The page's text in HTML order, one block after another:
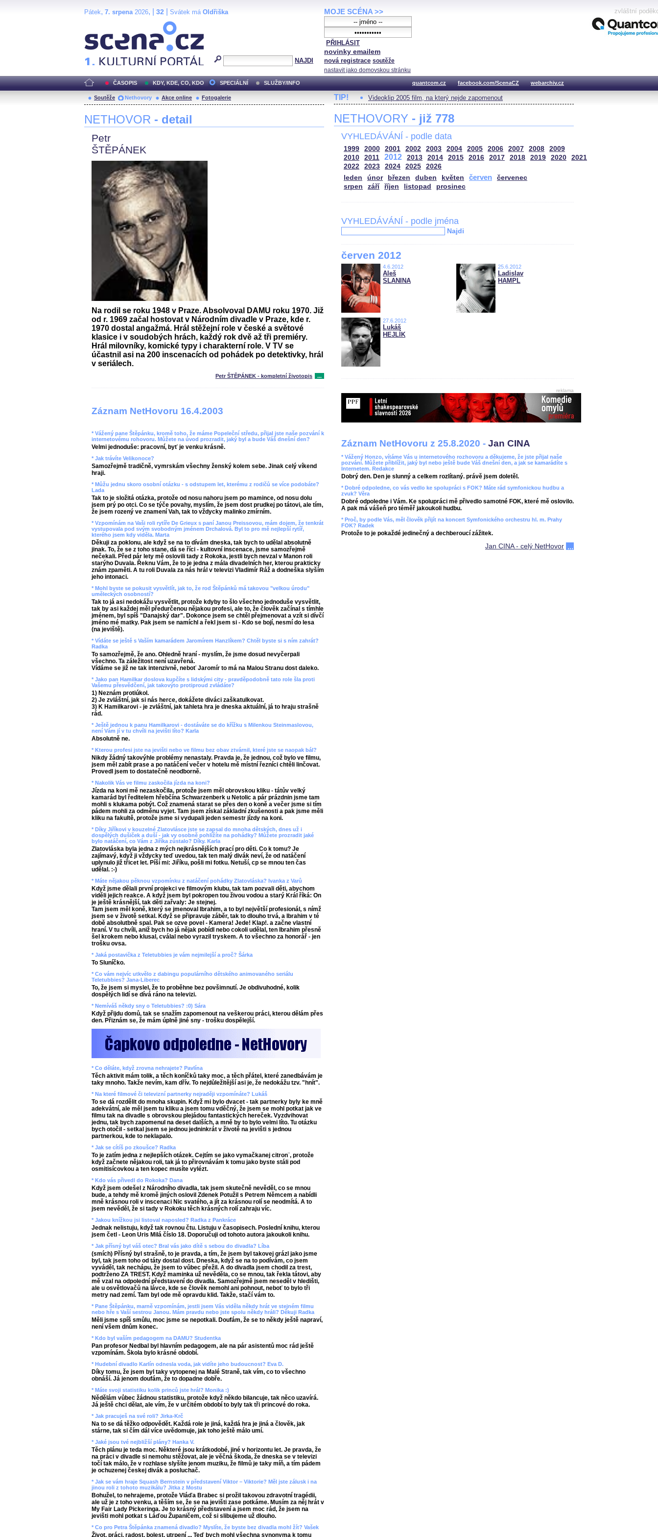
Pátek, 7. srpena2026, | 32 Svátek má Oldřiška
NAJDI
MOJE SCÉNA >>
PŘIHLÁSIT
novinky emailem
nová registrace soutěže
nastavit jako domovskou stránku
zvláštní
ČASOPIS KDY, KDE, CO, KDO SPECIÁLNÍ SLUŽBY/INFO quantcom.cz facebook.com/ScenaCZ webarchiv.cz
Soutěže Nethovory Akce online Fotogalerie
NETHOVOR - detail
Petr
ŠTĚPÁNEK
Na rodil se roku 1948 v Praze. Absolvoval DAMU roku 1970. Již
od r. 1969 začal hostovat v Národním divadle v Praze, kde r.
1970 dostal angažmá. Hrál stěžejní role v české a světové
klasice i v soudobých hrách, každý rok dvě až tři premiéry.
Hrál milovníky, komické typy i charakterní role. V TV se
účastnil asi na 200 inscenacích od pohádek po detektivky, hrál
v seriálech.
Petr ŠTĚPÁNEK - kompletní životopis ...
Záznam NetHovoru 16.4.2003
* Vážený pane Štěpánku, kromě toho, že máme Popeleční středu, přijal jste naše pozvání k
internetovému rohovoru. Můžete na úvod prozradit, jaký byl a bude Váš dnešní den?
Velmi jednoduše: pracovní, byť je venku krásně.
* Jak trávíte Velikonoce?
Samozřejmě tradičně, vymrskám všechny ženský kolem sebe. Jinak celý víkend
hraji.
* Můžu jednu skoro osobní otázku - s odstupem let, kterému z rodičů se více podobáte?
Lada
Tak to je složitá otázka, protože od nosu nahoru jsem po mamince, od nosu dolu
jsem prý po otci. Co se týče povahy, myslím, že jsem dost prudkej po tátovi, ale tím,
že jsem rozený ve znamení Vah, tak to vždycky malinko zmírním.
* Vzpomínám na Vaši roli rytíře De Grieux s paní Janou Preissovou, mám dojem, že tenkrát
vystupovala pod svým svobodným jménem Drchalová. Byl to pro mě nejlepší rytíř,
kterého jsem kdy viděla. Marta
Děkuji za poklonu, ale když se na to dívám dneska, tak bych to udělal absolutně
jinak. To, že se z toho stane, dá se říci - kultovní inscenace, jsme samozřejmě
nečekali. Před pár lety mě oslovili tady z Rokoka, jestli bych nevzal v Manon roli
starýho Duvala. Řeknu Vám, že to je jedna z mála divadelních her, kterou prakticky
znám zpaměti. A tu roli Duvala za nás hrál v televizi Vladimír Ráž a dodneška slyším
jeho intonaci.
* Mohl byste se pokusit vysvětlít, jak to, že rod Štěpánků má takovou "velkou úrodu"
uměleckých osobností?
Tak to já asi nedokážu vysvětlit, protože kdyby to šlo všechno jednoduše vysvětlit,
tak by asi každej měl předurčenou nějakou profesi, ale to, že člověk začínal s tímhle
jménem, byl spíš "Danajský dar". Dokonce jsem se chtěl přejmenovat a vzít si dívčí
jméno mé matky. Pak jsem se namíchl a řekl jsem si - Kdo se bojí, nesmí do lesa
(na jeviště).
* Vídáte se ještě s Vaším kamarádem Jaromírem Hanzlíkem? Chtěl byste si s ním zahrát?
Radka
To samozřejmě, že ano. Ohledně hraní - myslím, že jsme dosud nevyčerpali
všechno. Ta záležitost není uzavřená.
Vídáme se již ne tak intenzivně, neboť Jaromír to má na Malou Stranu dost daleko.
* Jako pan Hamilkar doslova kupčíte s lidskými city - pravděpodobně tato role šla proti
Vašemu přesvědčení, jak takovýto protiproud zvládáte?
1) Neznám protiúkol.
2) Je zvláštní, jak si nás herce, dokážete diváci zaškatulkovat.
3) K Hamilkarovi - je zvláštní, jak tahleta hra je dneska aktuální, já to hraju strašně
rád.
* Ještě jednou k panu Hamilkarovi - dostáváte se do křížku s Milenkou Steinmaslovou,
není Vám jí v tu chvíli na jevišti líto? Karla
Absolutně ne.
* Kterou profesi jste na jevišti nebo ve filmu bez obav ztvárnil, které jste se naopak bál?
Nikdy žádný takovýhle problémy nenastaly. Pravda je, že jednou, což bylo ve filmu,
jsem měl zabít prase a po natáčení večer v hotelu mě místní řezníci chtěli linčovat.
Provedl jsem to dostatečně neodborně.
* Nakolik Vás ve filmu zaskočila jízda na koni?
Jízda na koni mě nezaskočila, protože jsem měl obrovskou kliku - tátův velký
kamarád byl ředitelem hřebčína Schwarzenberk u Netolic a pár prázdnin jsme tam
mohli s klukama pobýt. Což znamená starat se přes den o koně a večer jsme si tím
pádem mohli za odměnu vyjet. Tam jsem získal základní zkušenosti a pak jsme měli
kliku na fakultě, protože jsme si vydupali jeden semestr jízdy na koni.
* Díky Jiříkovi v kouzelné Zlatovlásce jste se zapsal do mnoha dětských, dnes už i
dospělých dušiček a duší - jak vy osobně pohlížíte na pohádky? Můžete prozradit jaké
bylo natáčení, co Vám z Jiříka zůstalo? Díky. Karla
Zlatovláska byla jedna z mých nejkrásnějších prací pro děti. Co k tomu? Je
zajímavý, když ji vždycky teď uvedou, tak ten malý divák neví, že od natáčení
uplynulo již třicet let. Píší mi: Jiříku, pošli mi fotku. Netuší, cp se mnou ten čas
udělal. :-)
* Máte nějakou pěknou vzpomínku z natáčení pohádky Zlatovláska? Ivanka z Varů
Když jsme dělali první projekci ve filmovým klubu, tak tam pozvali děti, abychom
viděli jejich reakce. A když jsem byl pokropen tou živou vodou a starý Král říká: On
je ještě krásnější, tak děti zařvaly: Je stejnej.
Tam jsem měl koně, který se jmenoval Ibrahim, a to byl největší profesionál, s nímž
jsem se v životě setkal. Když se připravuje záběr, tak to dlouho trvá, a Ibrahim v té
době absolutbně spal. Pak se ozve povel - Kamera! Jede! Klap!. a začne vlastní
hraní. V tu chvíli, aniž bych ho já nějak pobídl nebo cokoli udělal, ten Ibrahim přesně
šel krokem nebo klusal, cválal nebo vyrazil tryskem. A to všechno za honorář - jen
trošku ovsa.
* Jaká postavička z Teletubbies je vám nejmilejší a proč? Šárka
To Sluníčko.
* Co vám nejvíc utkvělo z dabingu populárního dětského animovaného seriálu
Teletubbies? Jana-Liberec
To, že jsem si myslel, že to proběhne bez povšimnutí. Je obdivuhodné, kolik
dospělých lidí se dívá ráno na televizi.
* Nemíváš někdy sny o Teletubbies? :0) Sára
Když přijdu domů, tak se snažím zapomenout na veškerou práci, kterou dělám přes
den. Přiznám se, že mám úplně jiné sny - trošku dospělejší.
* Co děláte, když zrovna nehrajete? Pavlína
Těch aktivit mám tolik, a těch koníčků taky moc, a těch přátel, které zanedbávám je
taky mnoho. Takže nevím, kam dřív. To nejdůležitější asi je, že nedokážu tzv. "hnít".
* Na které filmové či televizní partnerky nejraději vzpomínáte? Lukáš
To se dá rozdělit do mnoha skupin. Když mi bylo dvacet - tak partnerky byly ke mně
adekvátní, ale měl jsem tu kliku a jsem tomu vděčný, že jsem se mohl potkat jak ve
filmu tak na divadle s obrovskou plejádou fantastických hereček. Vyzdvihovat
jednu, tak bych zapomenul na deset dalších, a mně by to bylo velmi líto. Tu otázku
bych otočil - setkal jsem se jednou jedninkrát v životě na jevišti s jednou
partnerkou, kde to neklapalo.
* Jak se cítíš po zkoušce? Radka
To je zatím jedna z nejlepších otázek. Cejtím se jako vymačkanej citron¨, protože
když začnete nějakou roli, tak já to přirovnávám k tomu jako byste stáli pod
osmitisícovkou a ten kopec musíte vylézt.
* Kdo vás přivedl do Rokoka? Dana
Když jsem odešel z Národního divadla, tak jsem skutečně nevěděl, co se mnou
bude, a tehdy mě kromě jiných oslovil Zdenek Potužil s Petrem Němcem a nabídli
mně krásnou roli v inscenaci Nic svatého, a jít za krásnou rolí se neodmítá. A to
jsem nevěděl, že si tady v Rokoku těch krásných rolí zahraju víc.
* Jakou knížkou jsi listoval naposled? Radka z Pankráce
Jednak nelistuju, když tak rovnou čtu. Listuju v časopisech. Poslední knihu, kterou
jsem četl - Leon Uris Milá číslo 18. Doporučuji od tohoto autora jakoukoli knihu.
* Jak přísný byl váš otec? Bral vás jako dítě s sebou do divadla? Líba
(smích) Přísný byl strašně, to je pravda, a tím, že jsem byl takovej grázl jako jsme
byl, tak jsem toho od táty dostal dost. Dneska, když se na to podívám, co jsem
vyváděl, tak nechápu, že jsem to vůbec přežil. A do divadla jsem chodil za trest,
podtrženo ZA TREST. Když maminka už nevěděla, co se mnou, tak řekla tátovi, aby
mě vzal na odpolední představení do divadla. Samozřejmě jsem neseděl v hledišti,
ale u osvětlovačů na lávce, kde se člověk nemohl ani pohnout, neboť to bylo tři
metry nad zemí. Tam byl ode mě opravdu klid. Takže, stačí vám to.
* Pane Štěpánku, marně vzpomínám, jestli jsem Vás viděla někdy hrát ve stejném filmu
nebo hře s Vaší sestrou Janou. Mám pravdu nebo jste spolu někdy hráli? Děkuji Radka
Měli jsme spíš smůlu, moc jsme se nepotkali. Doufám, že se to někdy ještě napraví,
není všem dnům konec.
* Kdo byl vaším pedagogem na DAMU? Studentka
Pan profesor Nedbal byl hlavním pedagogem, ale na pár asistentů moc rád ještě
vzpomínám. Škola bylo krásné období.
* Hudební divadlo Karlín odnesla voda, jak vidíte jeho budoucnost? Eva D.
Díky tomu, že jsem byl taky vytopenej na Malé Straně, tak vím, co to všechno
obnáší. Já jenom doufám, že to dopadne dobře.
* Máte svoji statistiku kolik princů jste hrál? Monika :)
Nědělám vůbec žádnou statistiku, protože když někdo bilancuje, tak něco uzavírá.
Já ještě chci dělat, ale vím, že v určitém období to byly tak tři princové do roka.
* Jak pracuješ na své roli? Jirka-Krč
Na to se dá těžko odpovědět. Každá role je jiná, každá hra je jiná a člověk, jak
stárne, tak si čím dál více uvědomuje, jak toho ještě málo umí.
* Jaké jsou tvé nejbližší plány? Hanka V.
Těch plánu je teda moc. Některé jsou krátkodobé, jiné v horizontu let. Je pravda, že
na práci v divadle si nemohu stěžovat, ale je věčná škoda, že dneska se v televizi
točí tak málo, že v rozhlase slyšíte jenom muziku, že filmů je taky míň, a tím pádem
je ochuzenej českej divák a posluchač.
* Jak se vám hraje Squash Bernstein v představení Viktor – Viktorie? Měl jste zálusk i na
jinou roli z tohoto muzikálu? Jitka z Mostu
Bohužel, to nehrajeme, protože Vláďa Brabec si prožil takovou zdravotní tragédii,
ale už je z toho venku, a těším se, že se na jevišti zase potkáme. Musím za něj hrát v
My Fair Lady Pickeringa. Je to krásný představení a jsem moc rád, že jsem na
jevišti mohl potkat s Láďou Županičem, což si slibujeme už dlouho.
* Co pro Petra Štěpánka znamená divadlo? Myslíte, že byste bez divadla mohl žít? Vašek
Život, práci, radost, bolest, utrpení ... Teď bych mohl všechna synonyma k tomu
TIP! Videoklip 2005 film, na který nejde zapomenout
NETHOVORY - již 778
VYHLEDÁVÁNÍ - podle data
1999 2000 2001 2002 2003 2004 2005 2006 2007 2008
2009
2010
2011 2012 2013 2014 2015 2016 2017 2018 2019 2020
2021
2022
2023 2024 2025
2026
leden
únor březen duben květen červen
červenec
srpen
září říjen listopad prosinec
VYHLEDÁVÁNÍ - podle jména
Najdi
červen 2012
4.6.2012
Aleš
SLANINA
25.6.2012
Ladislav
HAMPL
27.6.2012
Lukáš
HEJLÍK
reklama
Záznam NetHovoru z 25.8.2020 - Jan CINA
* Vážený Honzo, vítáme Vás u internetového rozhovoru a děkujeme, že jste přijal naše
pozvání. Můžete přiblížit, jaký byl nebo ještě bude Váš dnešní den, a jak se kamarádíte s
Internetem. Redakce
Dobrý den. Den je slunný a celkem rozlítaný. právě jsem doletěl.
* Dobré odpoledne, co vás vedlo ke spolupráci s FOK? Máte rád symfonickou hudbu a
zvuk? Věra
Dobré odpoledne i Vám. Ke spolupráci mě přivedlo samotné FOK, které mě oslovilo.
A pak má vášeň pro téměř jakoukoli hudbu.
* Proč, by podle Vás, měl člověk přijít na koncert Symfonického orchestru hl. m. Prahy
FOK? Radek
Protože to je pokaždé jedinečný a dechberoucí zážitek.
Jan CINA - celý NetHovor